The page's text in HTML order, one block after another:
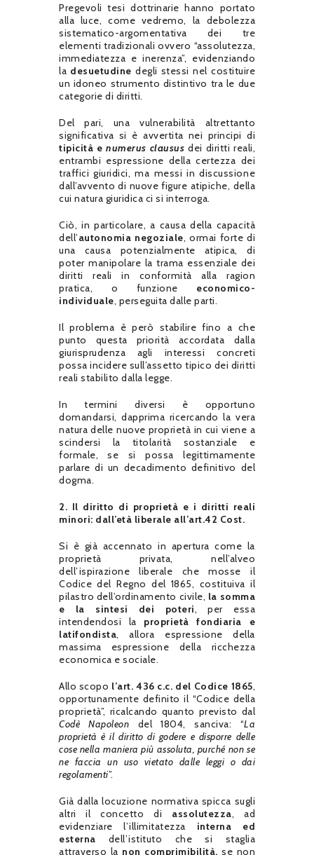
Pregevoli tesi dottrinarie hanno portato
alla luce, come vedremo, la debolezza
sistematico-argomentativa dei tre
elementi tradizionali ovvero “assolutezza,
immediatezza e inerenza”, evidenziando
la desuetudinedegli stessi nel costituire
un idoneo strumento distintivo tra le due
categorie di diritti.
Del pari, una vulnerabilità altrettanto
significativa si è avvertita nei principi di
tipicità enumerus clausus dei diritti reali,
entrambi espressione della certezza dei
traffici giuridici, ma messi in discussione
dall’avvento di nuove figure atipiche, della
cui natura giuridica ci si interroga.
Ciò, in particolare, a causa della capacità
dell’autonomia negoziale, ormai forte di
una causa potenzialmente atipica, di
poter manipolare la trama essenziale dei
diritti reali in conformità alla ragion
pratica, o funzione economico-
individuale, perseguita dalle parti.
Il problema è però stabilire fino a che
punto questa priorità accordata dalla
giurisprudenza agli interessi concreti
possa incidere sull’assetto tipico dei diritti
reali stabilito dalla legge.
In termini diversi è opportuno
domandarsi, dapprima ricercando la vera
natura delle nuove proprietà in cui viene a
scindersi la titolarità sostanziale e
formale, se si possa legittimamente
parlare di un decadimento definitivo del
dogma.
2. Il diritto di proprietà e i diritti reali
minori: dall’età liberale all’art.42 Cost.
Si è già accennato in apertura come la
proprietà privata, nell’alveo
dell’ispirazione liberale che mosse il
Codice del Regno del 1865, costituiva il
pilastro dell’ordinamento civile, la somma
e la sintesi dei poteri, per essa
intendendosi la proprietà fondiaria e
latifondista, allora espressione della
massima espressione della ricchezza
economica e sociale.
Allo scopo l’art. 436 c.c. del Codice 1865,
opportunamente definito il “Codice della
proprietà”, ricalcando quanto previsto dal
Codè Napoleon del 1804, sanciva: “La
proprietà è il diritto di godere e disporre delle
cose nella maniera più assoluta, purché non se
ne faccia un uso vietato dalle leggi o dai
regolamenti”.
Già dalla locuzione normativa spicca sugli
altri il concetto di assolutezza, ad
evidenziare l’illimitatezza interna ed
esterna dell’istituto che si staglia
attraverso la non comprimibilità, se non